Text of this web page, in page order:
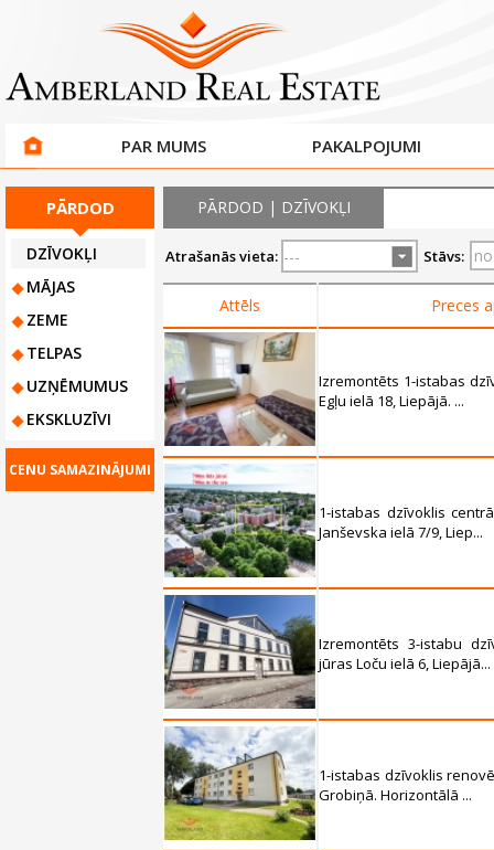
PAR MUMS PAKALPOJUMI
PĀRDOD
DZĪVOKĻI
MĀJAS
ZEME
TELPAS
UZŅĒMUMUS
EKSKLUZĪVI
CENU SAMAZINĀJUMI
PĀRDOD | DZĪVOKĻI
Atrašanās vieta: Stāvs:
Attēls Preces
Izremontēts 1-istabas
Egļu ielā 18, Liepājā. ...
1-istabas dzīvoklis
Janševska ielā 7/9, Liep...
Izremontēts 3-istabu
jūras Loču ielā 6, Liepājā...
1-istabas dzīvoklis
Grobiņā. Horizontālā ...